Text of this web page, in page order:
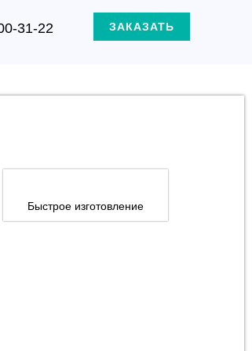
31-22 ЗАКАЗАТЬ
Быстрое изготовление